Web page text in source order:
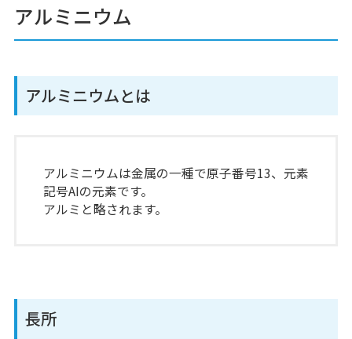
アルミニウム
アルミニウムとは
アルミニウムは金属の一種で原子番号13、元素
記号AIの元素です。
アルミと略されます。
長所